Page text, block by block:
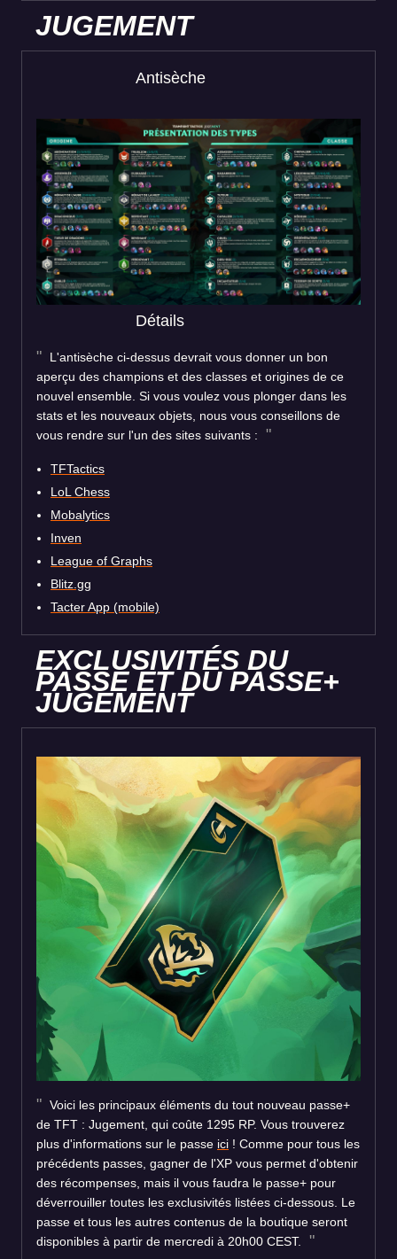
JUGEMENT
Antisèche
Détails
L'antisèche ci-dessus devrait vous donner un bon
aperçu des champions et des classes et origines de ce
nouvel ensemble. Si vous voulez vous plonger dans les
stats et les nouveaux objets, nous vous conseillons de
vous rendre sur l'un des sites suivants :
TFTactics
LoL Chess
Mobalytics
Inven
League of Graphs
Blitz.gg
Tacter App (mobile)
EXCLUSIVITÉS DU
PASSE ET DU PASSE+
JUGEMENT
Voici les principaux éléments du tout nouveau passe+
de TFT : Jugement, qui coûte 1295 RP. Vous trouverez
plus d'informations sur le passe ici ! Comme pour tous les
précédents passes, gagner de l'XP vous permet d'obtenir
des récompenses, mais il vous faudra le passe+ pour
déverrouiller toutes les exclusivités listées ci-dessous. Le
passe et tous les autres contenus de la boutique seront
disponibles à partir de mercredi à 20h00 CEST.